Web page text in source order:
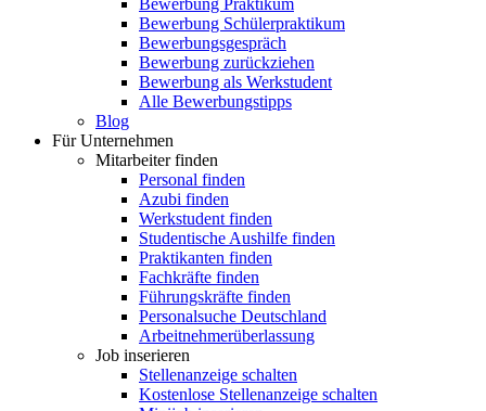
Bewerbung Praktikum
Bewerbung Schülerpraktikum
Bewerbungsgespräch
Bewerbung zurückziehen
Bewerbung als Werkstudent
Alle Bewerbungstipps
Blog
Für Unternehmen
Mitarbeiter finden
Personal finden
Azubi finden
Werkstudent finden
Studentische Aushilfe finden
Praktikanten finden
Fachkräfte finden
Führungskräfte finden
Personalsuche Deutschland
Arbeitnehmerüberlassung
Job inserieren
Stellenanzeige schalten
Kostenlose Stellenanzeige schalten